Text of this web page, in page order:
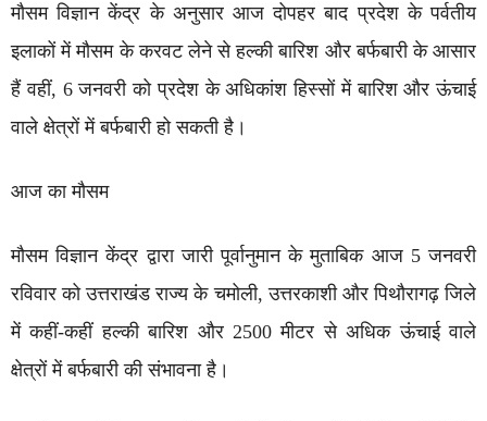
मौसम विज्ञान केंद्र के अनुसार आज दोपहर बाद प्रदेश के पर्वतीय
इलाकों में मौसम के करवट लेने से हल्की बारिश और बर्फबारी के आसार
हैं वहीं, 6 जनवरी को प्रदेश के अधिकांश हिस्सों में बारिश और ऊंचाई
वाले क्षेत्रों में बर्फबारी हो सकती है।
आज का मौसम
मौसम विज्ञान केंद्र द्वारा जारी पूर्वानुमान के मुताबिक आज 5 जनवरी
रविवार को उत्तराखंड राज्य के चमोली, उत्तरकाशी और पिथौरागढ़ जिले
में कहीं-कहीं हल्की बारिश और 2500 मीटर से अधिक ऊंचाई वाले
क्षेत्रों में बर्फबारी की संभावना है।